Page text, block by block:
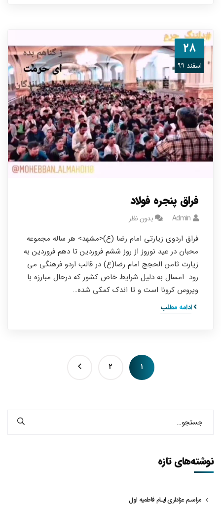
۲۸
اسفند ۹۹
فراق پنجره فولاد
Admin بدون نظر
فراق اردوی زیارتی امام رضا (ع)<مشهد> هر ساله مجموعه
محبان در عید نوروز از روز ششم فروردین تا دهم فروردین به
زیارت ثامن الحجج امام رضا(ع) در قالب اردو فرهنگی می
رود امسال به دلیل شرایط خاص کشور که درحال مبارزه با
ویروس کرونا است و تا اندک کمکی شده…
ادامه مطلب
۱ ۲
نوشته‌های تازه
مراسـم عزاداری ایـام فاطمیه اول